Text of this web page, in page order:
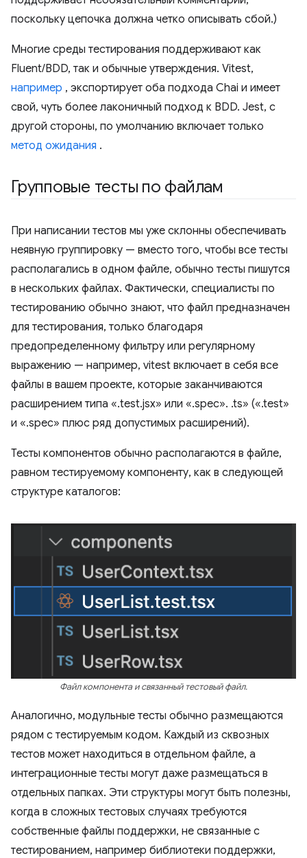
поскольку цепочка должна четко описывать сбой.)
Многие среды тестирования поддерживают как
Fluent/BDD, так и обычные утверждения. Vitest,
например , экспортирует оба подхода Chai и имеет
свой, чуть более лаконичный подход к BDD. Jest, с
другой стороны, по умолчанию включает только
метод ожидания .
Групповые тесты по файлам
При написании тестов мы уже склонны обеспечивать
неявную группировку — вместо того, чтобы все тесты
располагались в одном файле, обычно тесты пишутся
в нескольких файлах. Фактически, специалисты по
тестированию обычно знают, что файл предназначен
для тестирования, только благодаря
предопределенному фильтру или регулярному
выражению — например, vitest включает в себя все
файлы в вашем проекте, которые заканчиваются
расширением типа «.test.jsx» или «.spec». .ts» («.test»
и «.spec» плюс ряд допустимых расширений).
Тесты компонентов обычно располагаются в файле,
равном тестируемому компоненту, как в следующей
структуре каталогов:
Файл компонента и связанный тестовый файл.
Аналогично, модульные тесты обычно размещаются
рядом с тестируемым кодом. Каждый из сквозных
тестов может находиться в отдельном файле, а
интеграционные тесты могут даже размещаться в
отдельных папках. Эти структуры могут быть полезны,
когда в сложных тестовых случаях требуются
собственные файлы поддержки, не связанные с
тестированием, например библиотеки поддержки,